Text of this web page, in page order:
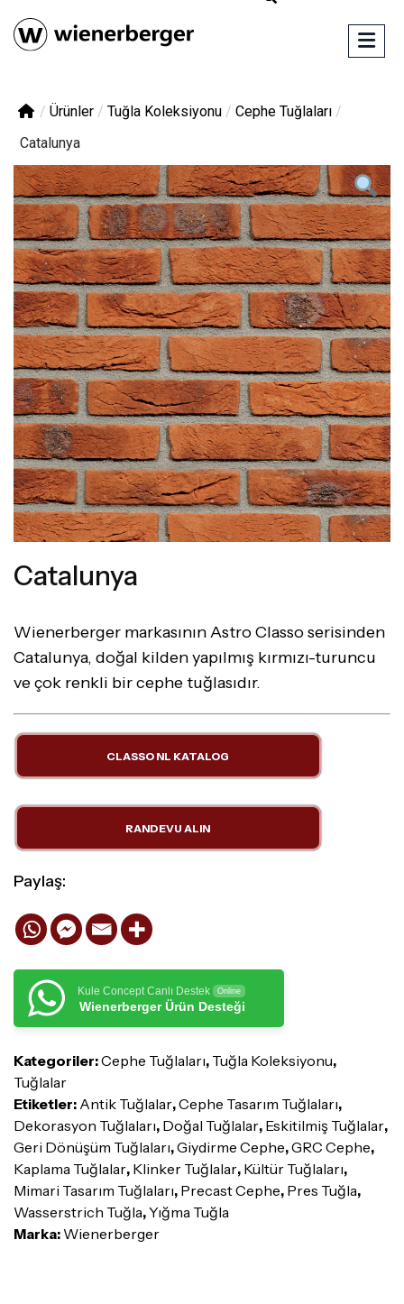
/ Ürünler / Tuğla Koleksiyonu / Cephe Tuğlaları /
Catalunya
Catalunya
Wienerberger markasının Astro Classo serisinden
Catalunya, doğal kilden yapılmış kırmızı-turuncu
ve çok renkli bir cephe tuğlasıdır.
CLASSO NL KATALOG
RANDEVU ALIN
Paylaş:
Kule Concept Canlı Destek Online
Wienerberger Ürün Desteği
Kategoriler:Cephe Tuğlaları, Tuğla Koleksiyonu,
Tuğlalar
Etiketler: Antik Tuğlalar,Cephe Tasarım Tuğlaları,
Dekorasyon Tuğlaları, Doğal Tuğlalar, Eskitilmiş Tuğlalar,
Geri Dönüşüm Tuğlaları,Giydirme Cephe,GRC Cephe,
Kaplama Tuğlalar, Klinker Tuğlalar, Kültür Tuğlaları,
Mimari Tasarım Tuğlaları, Precast Cephe, Pres Tuğla,
Wasserstrich Tuğla,Yığma Tuğla
Marka: Wienerberger